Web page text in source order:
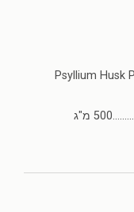
Psyllium Husk
מ"ג